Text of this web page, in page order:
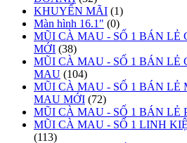
KHUYẾN MÃI (1)
Màn hình 16.1" (0)
MŨI CÀ MAU - SỐ 1 BÁN LẺ
MỚI (38)
MŨI CÀ MAU - SỐ 1 BÁN LẺ
MAU (104)
MŨI CÀ MAU - SỐ 1 BÁN LẺ
MAU MỚI (72)
MŨI CÀ MAU - SỐ 1 BÁN LẺ
MŨI CÀ MAU - SỐ 1 LINH
(113)